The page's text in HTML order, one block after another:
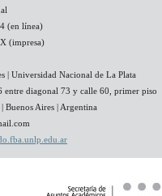
(en línea)
(impresa)
| Universidad Nacional de La Plata
entre diagonal 73 y calle 60, primer piso
Buenos Aires | Argentina